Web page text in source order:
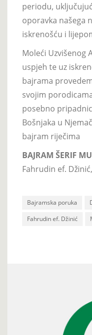
periodu,
oporavka našega
iskrenošću i
Moleći Uzvišenog
uspjeh te uz
bajrama
svojim
posebno
Bošnjaka u
bajram riječima
BAJRAM ŠERIF
Fahrudin ef.
Bajramska poruka
Fahrudin ef. Džinić